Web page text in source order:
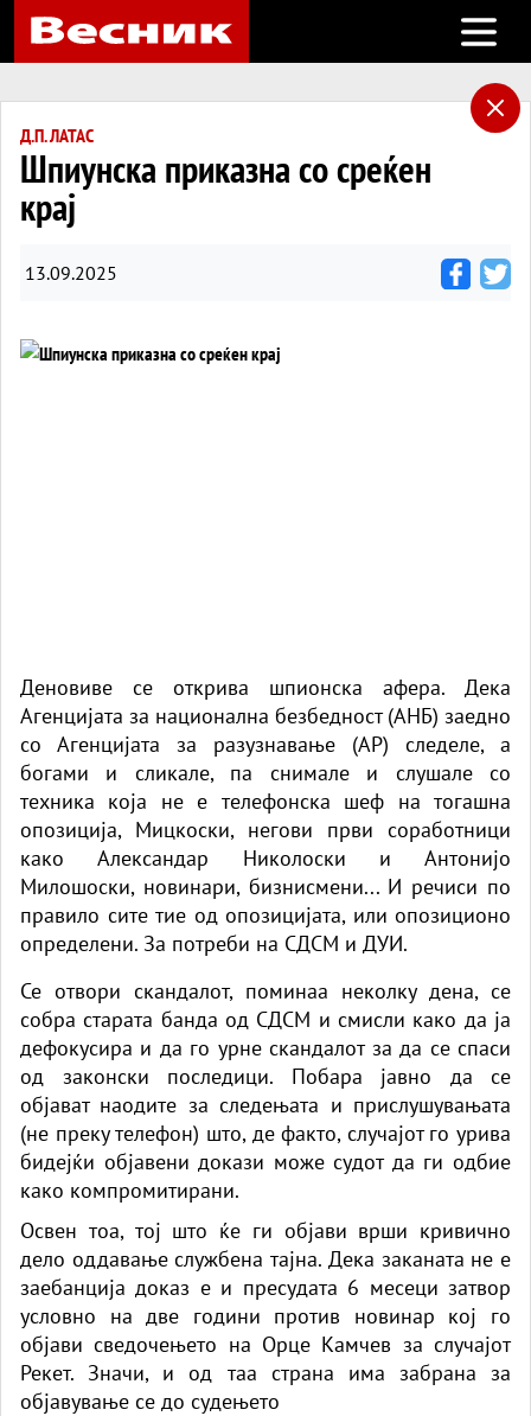
Open
Д.П. ЛАТАС
Шпиунска приказна со среќен
крај
13.09.2025
Деновиве се открива шпионска афера. Дека
Агенцијата за национална безбедност (АНБ) заедно
со Агенцијата за разузнавање (АР) следеле, а
богами и сликале, па снимале и слушале со
техника која не е телефонска шеф на тогашна
опозиција, Мицкоски, негови први соработници
како Александар Николоски и Антонијо
Милошоски, новинари, бизнисмени... И речиси по
правило сите тие од опозицијата, или опозиционо
определени. За потреби на СДСМ и ДУИ.
Се отвори скандалот, поминаа неколку дена, се
собра старата банда од СДСМ и смисли како да ја
дефокусира и да го урне скандалот за да се спаси
од законски последици. Побара јавно да се
објават наодите за следењата и прислушувањата
(не преку телефон) што, де факто, случајот го урива
бидејќи објавени докази може судот да ги одбие
како компромитирани.
Освен тоа, тој што ќе ги објави врши кривично
дело оддавање службена тајна. Дека заканата не е
заебанција доказ е и пресудата 6 месеци затвор
условно на две години против новинар кој го
објави сведочењето на Орце Камчев за случајот
Рекет. Значи, и од таа страна има забрана за
објавување се до судењето